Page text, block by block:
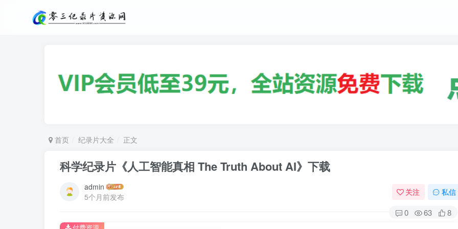
首页 纪录片大全 正文
科学纪录片《人工智能真相 The Truth About AI》下载
admin
5个月前发布
关注 私信
0 63 8